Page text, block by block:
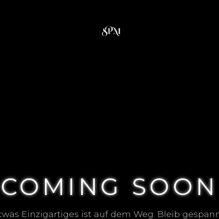
COMING SOON
Einzigartiges ist auf dem Weg. Bleib